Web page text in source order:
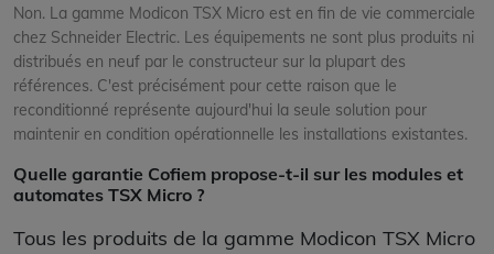
Non. La gamme Modicon TSX Micro est en fin de vie commerciale
chez Schneider Electric. Les équipements ne sont plus produits ni
distribués en neuf par le constructeur sur la plupart des
références. C'est précisément pour cette raison que le
reconditionné représente aujourd'hui la seule solution pour
maintenir en condition opérationnelle les installations existantes.
Quelle garantie Cofiem propose-t-il sur les modules et
automates TSX Micro ?
Tous les produits de la gamme Modicon TSX Micro